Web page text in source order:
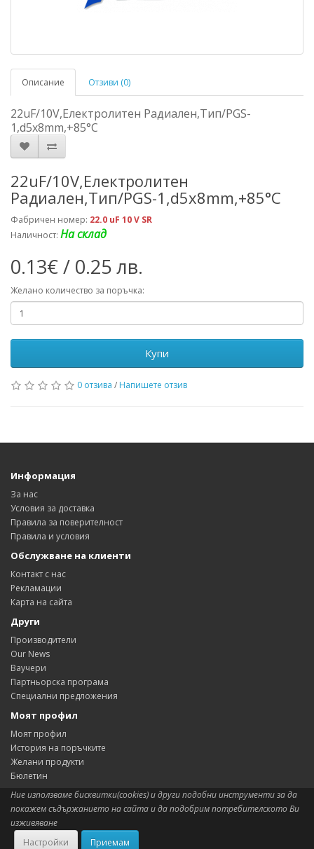
Описание Отзиви (0)
22uF/10V,Електролитен Радиален,Тип/PGS-
1,d5x8mm,+85°C
22uF/10V,Електролитен
Радиален,Тип/PGS-1,d5x8mm,+85°C
Фабричен номер: 22.0 uF 10 V SR
Наличност: На склад
0.13€ / 0.25 лв.
Желано количество за поръчка:
Купи
0 отзива / Напишете отзив
Информация
За нас
Условия за доставка
Правила за поверителност
Правила и условия
Обслужване на клиенти
Контакт с нас
Рекламации
Карта на сайта
Други
Производители
Our News
Ваучери
Партньорска програма
Специални предложения
Моят профил
Моят профил
История на поръчките
Желани продукти
Бюлетин
Сиситема:OpenCart
aShop.BG © 2026
Ние използваме бисквитки(cookies) и други подобни инструменти за да
покажем съдържанието на сайта и да подобрим потребителското Ви
изживяване
Настройки
Приемам